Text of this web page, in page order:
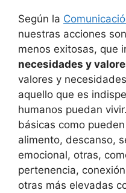
Según la
nuestras acciones
menos exitosas, que
necesidades y
valores y
aquello que es
humanos puedan
básicas como
alimento, descanso,
emocional, otras,
pertenencia,
otras más elevadas